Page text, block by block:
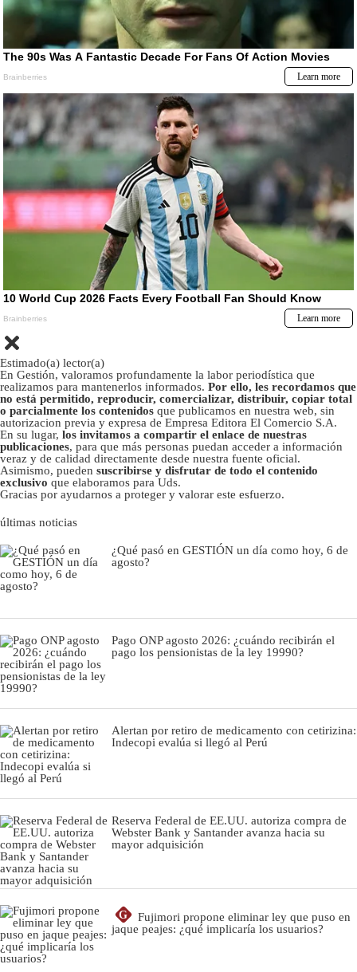
Estimado(a) lector(a)
En Gestión, valoramos profundamente la labor periodística que
realizamos para mantenerlos informados. Por ello, les recordamos que
no está permitido, reproducir, comercializar, distribuir, copiar total
o parcialmente los contenidos que publicamos en nuestra web, sin
autorizacion previa y expresa de Empresa Editora El Comercio S.A.
En su lugar, los invitamos a compartir el enlace de nuestras
publicaciones, para que más personas puedan acceder a información
veraz y de calidad directamente desde nuestra fuente oficial.
Asimismo, pueden suscribirse y disfrutar de todo el contenido
exclusivo que elaboramos para Uds.
Gracias por ayudarnos a proteger y valorar este esfuerzo.
últimas noticias
¿Qué pasó en GESTIÓN un día como hoy, 6 de
agosto?
Pago ONP agosto 2026: ¿cuándo recibirán el
pago los pensionistas de la ley 19990?
Alertan por retiro de medicamento con cetirizina:
Indecopi evalúa si llegó al Perú
Reserva Federal de EE.UU. autoriza compra de
Webster Bank y Santander avanza hacia su
mayor adquisición
G
Fujimori propone eliminar ley que puso en
jaque peajes: ¿qué implicaría los usuarios?